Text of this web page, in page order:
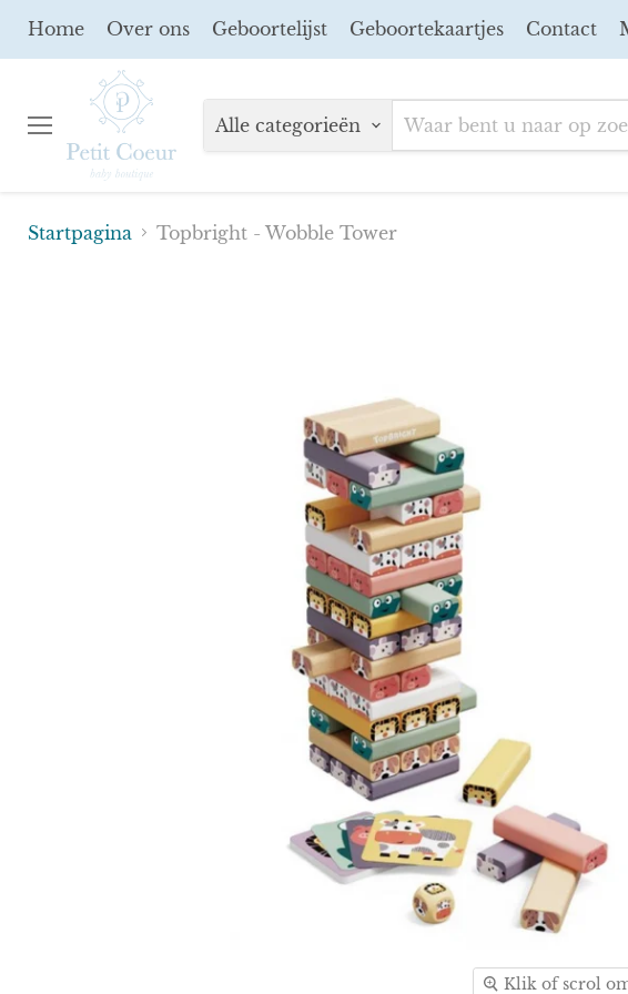
Home Over ons Geboortelijst Geboortekaartjes Contact
Menu
Alle categorieën
Startpagina Topbright - Wobble Tower
Klik of scrol